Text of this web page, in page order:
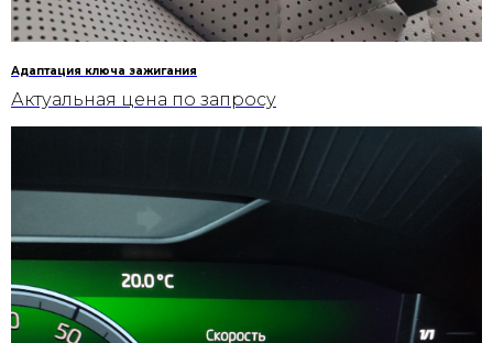
Адаптация ключа зажигания
Актуальная цена по запросу